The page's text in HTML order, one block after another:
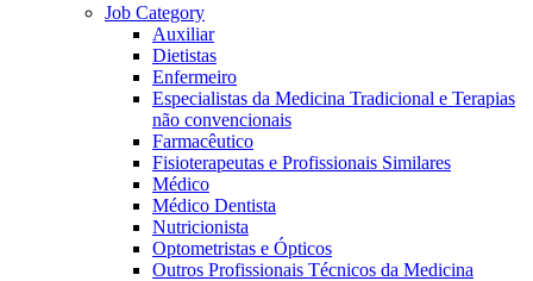
Job Category
Auxiliar
Dietistas
Enfermeiro
Especialistas da Medicina Tradicional e Terapias
não convencionais
Farmacêutico
Fisioterapeutas e Profissionais Similares
Médico
Médico Dentista
Nutricionista
Optometristas e Ópticos
Outros Profissionais Técnicos da Medicina